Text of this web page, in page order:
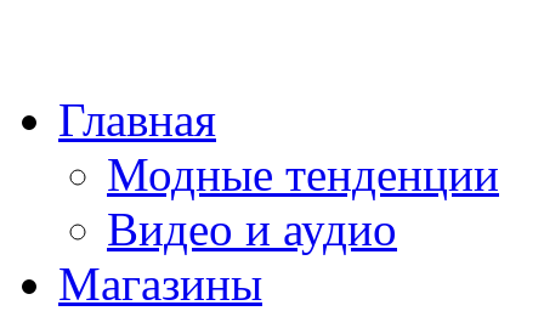
Главная
Модные тенденции
Видео и аудио
Магазины